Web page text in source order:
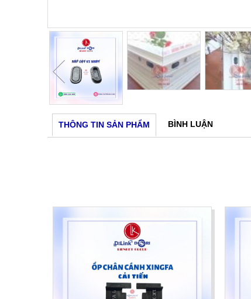
THÔNG TIN SẢN PHẨM BÌNH LUẬN